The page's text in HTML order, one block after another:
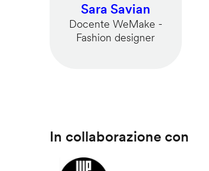
Sara Savian
Docente WeMake -
Fashion designer
In collaborazione con